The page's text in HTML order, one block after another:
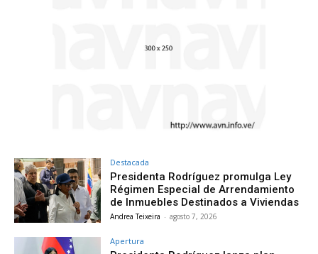
Destacada
Presidenta Rodríguez promulga Ley
Régimen Especial de Arrendamiento
de Inmuebles Destinados a Viviendas
Andrea Teixeira - agosto 7, 2026
Apertura